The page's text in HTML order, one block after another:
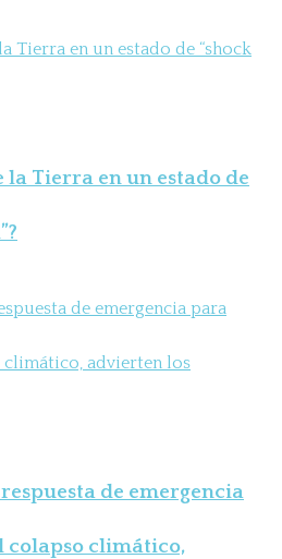
la Tierra en un estado de
de emergencia
colapso climático,